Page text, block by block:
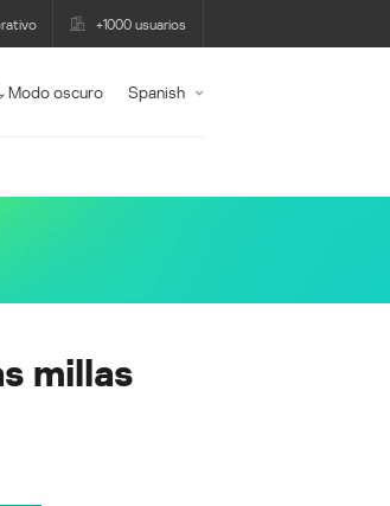
+1000 usuarios
Modo oscuro Spanish
millas